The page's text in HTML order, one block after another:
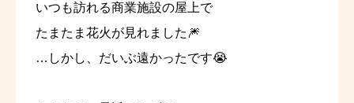
いつも訪れる商業施設の屋上で
たまたま花火が見れました🎆
…しかし、だいぶ遠かったです😭